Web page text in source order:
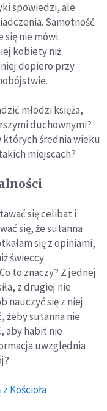
spowiedzi, ale
Samotność
nie mówi.
kobiety niż
dopiero przy
młodzi księża,
duchownymi?
których średnia wieku
miejscach?
się celibat i
się, że sutanna
się z opiniami,
świeccy
to znaczy? Z jednej
z drugiej nie
nauczyć się z niej
żeby sutanna nie
aby habit nie
uwzględnia
Kościoła